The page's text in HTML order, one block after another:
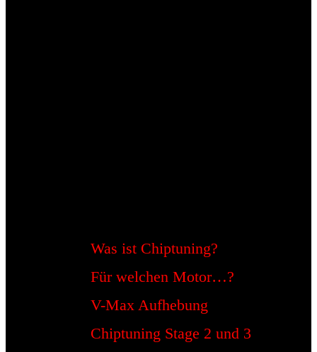
Was ist Chiptuning?
Für welchen Motor…?
V-Max Aufhebung
Chiptuning Stage 2 und 3